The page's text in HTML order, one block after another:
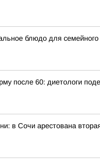
блюдо для семейного
после 60: диетологи
в Сочи арестована